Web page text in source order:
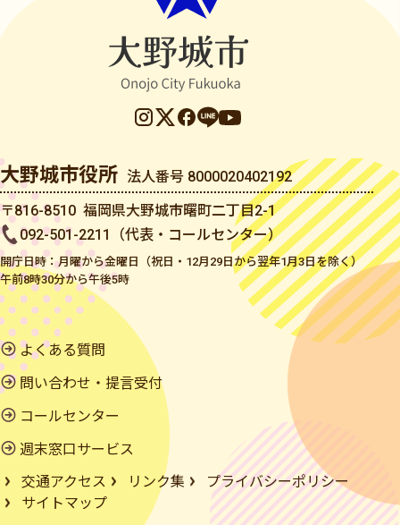
大野城市役所 法人番号 8000020402192
〒816-8510 福岡県大野城市曙町二丁目2-1
092-501-2211（代表・コールセンター）
開庁日時：月曜から金曜日（祝日・12月29日から翌年1月3日を除く）
午前8時30分から午後5時
よくある質問
問い合わせ・提言受付
コールセンター
週末窓口サービス
交通アクセス
リンク集
プライバシーポリシー
サイトマップ